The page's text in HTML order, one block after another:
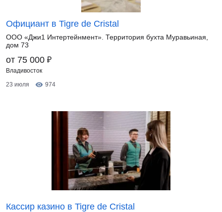
Официант в Tigre de Cristal
ООО «Джи1 Интертейнмент». Территория бухта Муравьиная,
дом 73
от 75 000 ₽
Владивосток
23 июля
974
Кассир казино в Tigre de Cristal